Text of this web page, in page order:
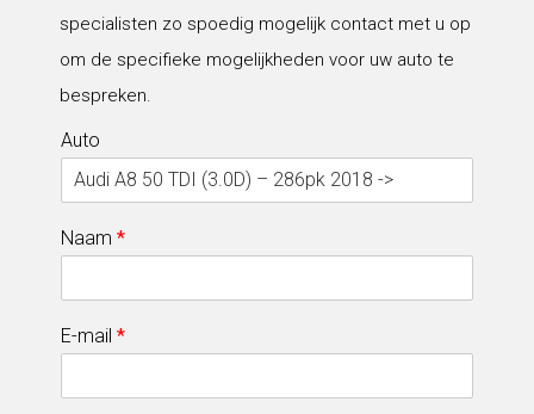
specialisten zo spoedig mogelijk contact met u op
om de specifieke mogelijkheden voor uw auto te
bespreken.
Auto
Naam *
E-mail *